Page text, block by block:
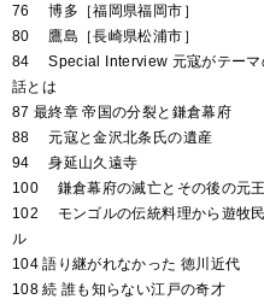
76 博多［福岡県福岡市］
80 鷹島［長崎県松浦市］
84 Special Interview 元寇がテーマ
話とは
87 最終章 帝国の分裂と鎌倉幕府
88 元寇と金沢北条氏の遺産
94 身延山久遠寺
100 鎌倉幕府の滅亡とその後の元
102 モンゴルの伝統料理から遊牧
ル
104 語り継がれなかった 徳川近代
108 続 誰も知らない江戸の奇才